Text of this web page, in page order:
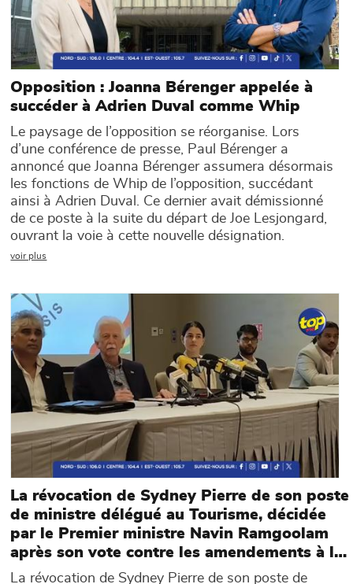
Opposition : Joanna Bérenger appelée à
succéder à Adrien Duval comme Whip
Le paysage de l’opposition se réorganise. Lors
d’une conférence de presse, Paul Bérenger a
annoncé que Joanna Bérenger assumera désormais
les fonctions de Whip de l’opposition, succédant
ainsi à Adrien Duval. Ce dernier avait démissionné
de ce poste à la suite du départ de Joe Lesjongard,
ouvrant la voie à cette nouvelle désignation.
voir plus
Main picture
La révocation de Sydney Pierre de son poste
de ministre délégué au Tourisme, décidée
par le Premier ministre Navin Ramgoolam
après son vote contre les amendements à la
National Pensions Act, continue d’alimenter
La révocation de Sydney Pierre de son poste de